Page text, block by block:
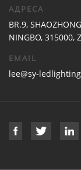
АДРЕСА
BR.9,
NINGBO, 315000,
EMAIL
lee@sy-